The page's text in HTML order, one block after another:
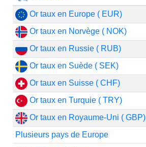
Or taux en Europe ( EUR)
Or taux en Norvège ( NOK)
Or taux en Russie ( RUB)
Or taux en Suède ( SEK)
Or taux en Suisse ( CHF)
Or taux en Turquie ( TRY)
Or taux en Royaume-Uni ( GBP)
Plusieurs pays de Europe